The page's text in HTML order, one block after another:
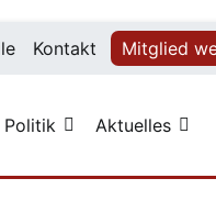
Kontakt Mitglied
Politik Aktuelles